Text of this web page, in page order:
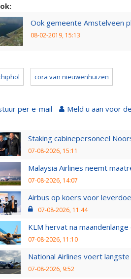
Ook gemeente Amstelveen
08-02-2019, 15:13
cora van nieuwenhuizen
per e-mail Meld u aan voor
Staking cabinepersoneel
07-08-2026, 15:11
Malaysia Airlines neemt
07-08-2026, 14:07
Airbus op koers voor
07-08-2026, 11:44
KLM hervat na
07-08-2026, 11:10
National Airlines voert
07-08-2026, 9:52